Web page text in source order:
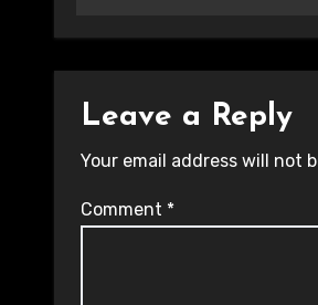
Leave a Reply
Your email address will not
Comment *